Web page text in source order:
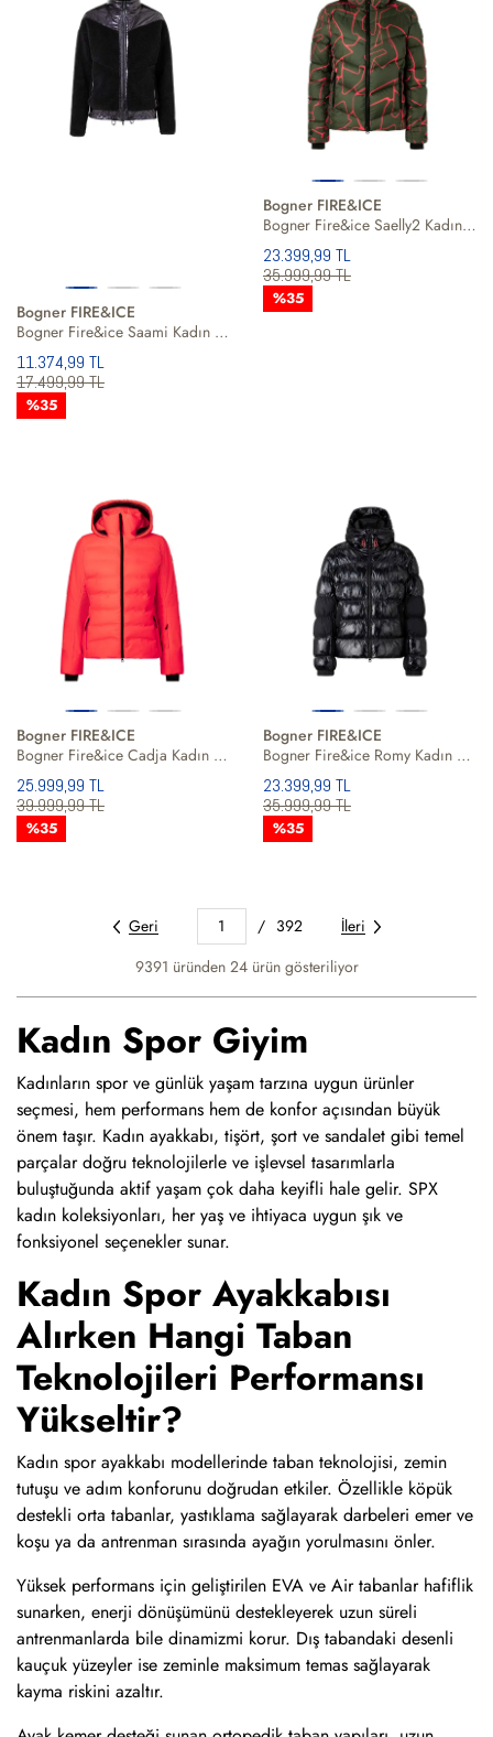
Bogner FIRE&ICE
Bogner Fire&ice Saami Kadın Mavi Ceket
11.374,99 TL
17.499,99 TL
%35
Bogner FIRE&ICE
Bogner Fire&ice Saelly2 Kadın Kayak Ceketi
23.399,99 TL
35.999,99 TL
%35
Bogner FIRE&ICE
Bogner Fire&ice Cadja Kadın Kayak Ceketi
25.999,99 TL
39.999,99 TL
%35
Bogner FIRE&ICE
Bogner Fire&ice Romy Kadın Kayak Ceketi
23.399,99 TL
35.999,99 TL
%35
Geri 1 / 392
İleri
9391 üründen 24 ürün gösteriliyor
Kadın Spor Giyim
Kadınların spor ve günlük yaşam tarzına uygun ürünler
seçmesi, hem performans hem de konfor açısından büyük
önem taşır. Kadın ayakkabı, tişört, şort ve sandalet gibi temel
parçalar doğru teknolojilerle ve işlevsel tasarımlarla
buluştuğunda aktif yaşam çok daha keyifli hale gelir. SPX
kadın koleksiyonları, her yaş ve ihtiyaca uygun şık ve
fonksiyonel seçenekler sunar.
Kadın Spor Ayakkabısı
Alırken Hangi Taban
Teknolojileri Performansı
Yükseltir?
Kadın spor ayakkabı modellerinde taban teknolojisi, zemin
tutuşu ve adım konforunu doğrudan etkiler. Özellikle köpük
destekli orta tabanlar, yastıklama sağlayarak darbeleri emer ve
koşu ya da antrenman sırasında ayağın yorulmasını önler.
Yüksek performans için geliştirilen EVA ve Air tabanlar hafiflik
sunarken, enerji dönüşümünü destekleyerek uzun süreli
antrenmanlarda bile dinamizmi korur. Dış tabandaki desenli
kauçuk yüzeyler ise zeminle maksimum temas sağlayarak
kayma riskini azaltır.